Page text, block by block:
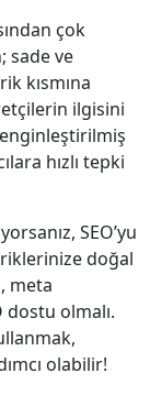
çok
sade ve
kısmına
ilgisini
hızlı tepki
SEO’yu
doğal
meta
dostu olmalı.
olabilir!